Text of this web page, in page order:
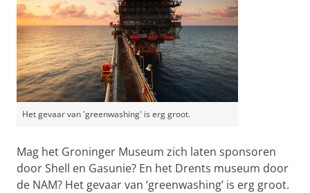
Het gevaar van 'greenwashing' is erg groot.
Mag het Groninger Museum zich laten sponsoren
door Shell en Gasunie? En het Drents museum door
de NAM? Het gevaar van ‘greenwashing’ is erg groot.